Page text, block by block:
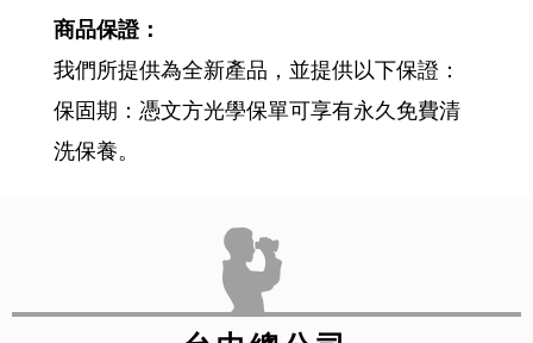
商品保證：
我們所提供為全新產品，並提供以下保證：
保固期：憑文方光學保單可享有永久免費清
洗保養。